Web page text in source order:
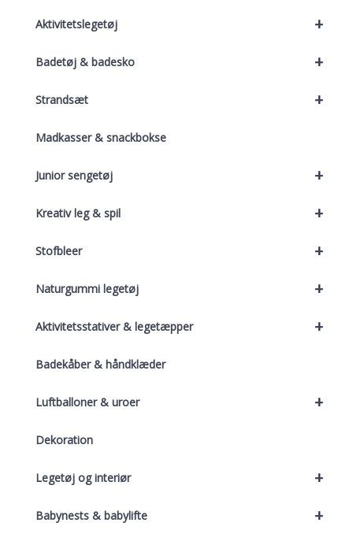
+
Aktivitetslegetøj
+
Badetøj & badesko
+
Strandsæt
Madkasser & snackbokse
+
Junior sengetøj
+
Kreativ leg & spil
+
Stofbleer
+
Naturgummi legetøj
+
Aktivitetsstativer & legetæpper
Badekåber & håndklæder
+
Luftballoner & uroer
Dekoration
+
Legetøj og interiør
+
Babynests & babylifte